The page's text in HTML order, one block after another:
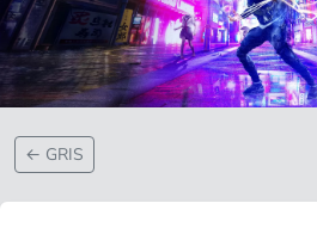
← GRIS